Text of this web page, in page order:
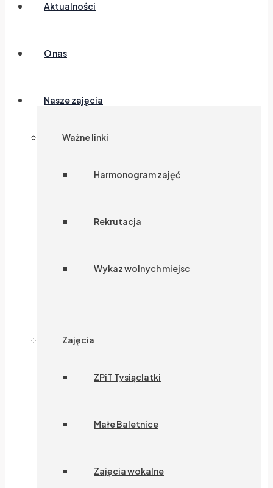
Aktualności
O nas
Nasze zajęcia
Ważne linki
Harmonogram zajęć
Rekrutacja
Wykaz wolnych miejsc
Zajęcia
ZPiT Tysiąclatki
Małe Baletnice
Zajęcia wokalne